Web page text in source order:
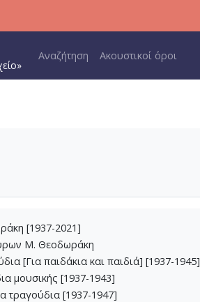
Main navigation
Αναζήτηση Ακουστικοί όροι
[1937-2021]
Μ. Θεοδωράκη
[Για παιδάκια και παιδιά] [1937-1945]
μουσικής [1937-1943]
τραγούδια [1937-1947]